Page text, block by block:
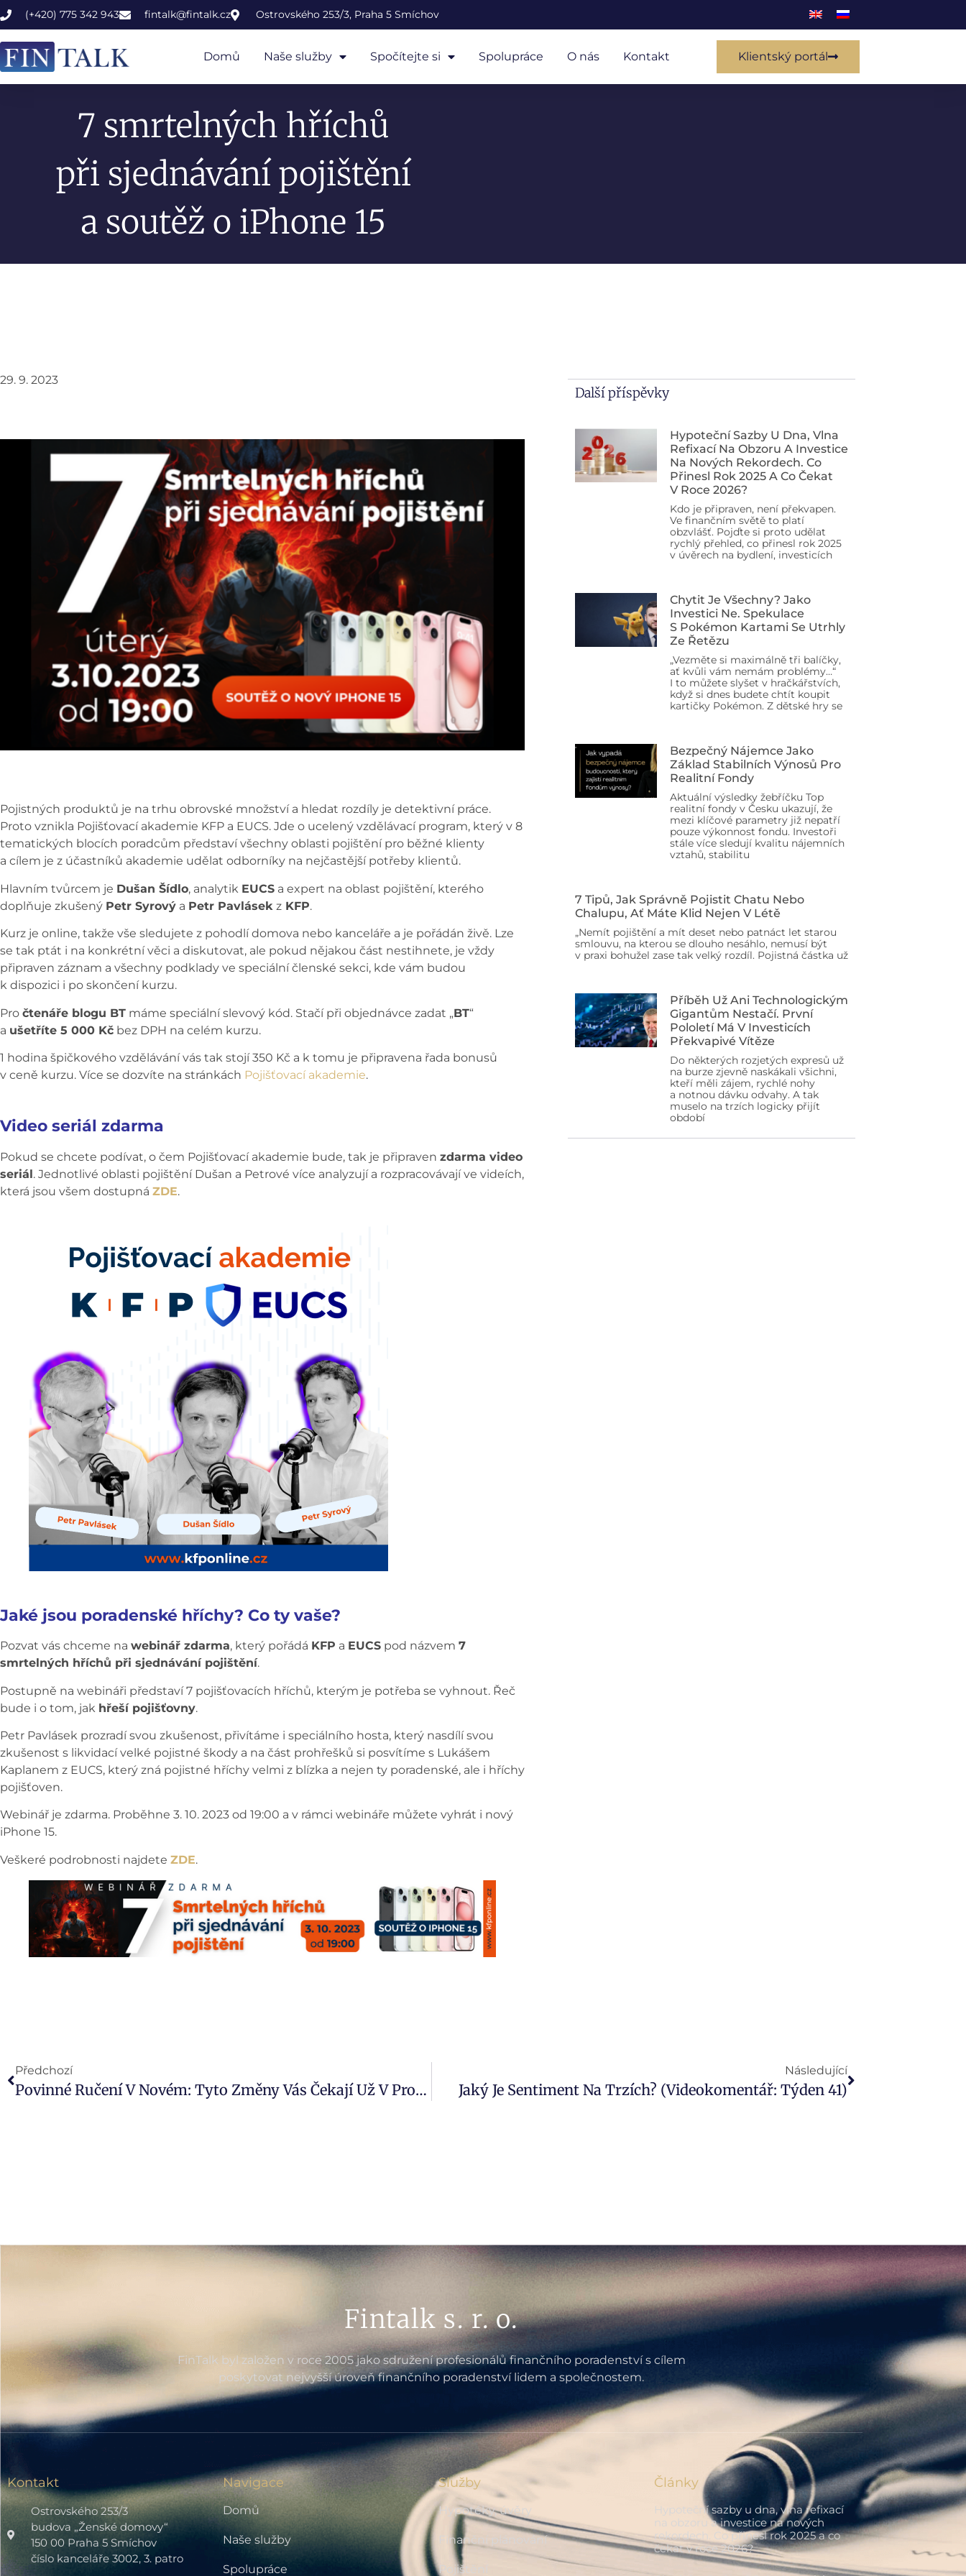
(+420) 775 342 943 fintalk@fintalk.cz Ostrovského 253/3, Praha 5 Smíchov
Domů Naše služby Spočítejte si Spolupráce O nás Kontakt Klientský portál
7 smrtelných hříchů
při sjednávání pojištění
a soutěž o iPhone 15
29. 9. 2023
Pojistných produktů je na trhu obrovské množství a hledat rozdíly je detektivní práce.
Proto vznikla Pojišťovací akademie KFP a EUCS. Jde o ucelený vzdělávací program, který v 8
tematických blocích poradcům představí všechny oblasti pojištění pro běžné klienty
a cílem je z účastníků akademie udělat odborníky na nejčastější potřeby klientů.
Hlavním tvůrcem je Dušan Šídlo, analytik EUCS a expert na oblast pojištění, kterého
doplňuje zkušený Petr Syrový a Petr Pavlásek z KFP.
Kurz je online, takže vše sledujete z pohodlí domova nebo kanceláře a je pořádán živě. Lze
se tak ptát i na konkrétní věci a diskutovat, ale pokud nějakou část nestihnete, je vždy
připraven záznam a všechny podklady ve speciální členské sekci, kde vám budou
k dispozici i po skončení kurzu.
Pro čtenáře blogu BT máme speciální slevový kód. Stačí při objednávce zadat „BT“
a ušetříte 5 000 Kč bez DPH na celém kurzu.
1 hodina špičkového vzdělávání vás tak stojí 350 Kč a k tomu je připravena řada bonusů
v ceně kurzu. Více se dozvíte na stránkách Pojišťovací akademie.
Video seriál zdarma
Pokud se chcete podívat, o čem Pojišťovací akademie bude, tak je připraven zdarma video
seriál. Jednotlivé oblasti pojištění Dušan a Petrové více analyzují a rozpracovávají ve videích,
která jsou všem dostupná ZDE.
Jaké jsou poradenské hříchy? Co ty vaše?
Pozvat vás chceme na webinář zdarma, který pořádá KFP a EUCS pod názvem 7
smrtelných hříchů při sjednávání pojištění.
Postupně na webináři představí 7 pojišťovacích hříchů, kterým je potřeba se vyhnout. Řeč
bude i o tom, jak hřeší pojišťovny.
Petr Pavlásek prozradí svou zkušenost, přivítáme i speciálního hosta, který nasdílí svou
zkušenost s likvidací velké pojistné škody a na část prohřešků si posvítíme s Lukášem
Kaplanem z EUCS, který zná pojistné hříchy velmi z blízka a nejen ty poradenské, ale i hříchy
pojišťoven.
Webinář je zdarma. Proběhne 3. 10. 2023 od 19:00 a v rámci webináře můžete vyhrát i nový
iPhone 15.
Veškeré podrobnosti najdete ZDE.
Další příspěvky
Hypoteční Sazby U Dna, Vlna
Refixací Na Obzoru A Investice
Na Nových Rekordech. Co
Přinesl Rok 2025 A Co Čekat
V Roce 2026?
Kdo je připraven, není překvapen.
Ve finančním světě to platí
obzvlášť. Pojďte si proto udělat
rychlý přehled, co přinesl rok 2025
v úvěrech na bydlení, investicích
Chytit Je Všechny? Jako
Investici Ne. Spekulace
S Pokémon Kartami Se Utrhly
Ze Řetězu
„Vezměte si maximálně tři balíčky,
ať kvůli vám nemám problémy…“
I to můžete slyšet v hračkářstvích,
když si dnes budete chtít koupit
kartičky Pokémon. Z dětské hry se
Bezpečný Nájemce Jako
Základ Stabilních Výnosů Pro
Realitní Fondy
Aktuální výsledky žebříčku Top
realitní fondy v Česku ukazují, že
mezi klíčové parametry již nepatří
pouze výkonnost fondu. Investoři
stále více sledují kvalitu nájemních
vztahů, stabilitu
7 Tipů, Jak Správně Pojistit Chatu Nebo
Chalupu, Ať Máte Klid Nejen V Létě
„Nemít pojištění a mít deset nebo patnáct let starou
smlouvu, na kterou se dlouho nesáhlo, nemusí být
v praxi bohužel zase tak velký rozdíl. Pojistná částka už
Příběh Už Ani Technologickým
Gigantům Nestačí. První
Pololetí Má V Investicích
Překvapivé Vítěze
Do některých rozjetých expresů už
na burze zjevně naskákali všichni,
kteří měli zájem, rychlé nohy
a notnou dávku odvahy. A tak
muselo na trzích logicky přijít
období
Předchozí
Povinné Ručení V Novém: Tyto Změny Vás Čekají Už V Prosinci
Následující
Jaký Je Sentiment Na Trzích? (Videokomentář: Týden 41)
Fintalk s. r. o.
FinTalk byl založen v roce 2005 jako sdružení profesionálů finančního poradenství s cílem
poskytovat nejvyšší úroveň finančního poradenství lidem a společnostem.
Kontakt
Ostrovského 253/3
budova „Ženské domovy“
150 00 Praha 5 Smíchov
číslo kanceláře 3002, 3. patro
Navigace
Domů
Naše služby
Spolupráce
Služby
Hypotéky, úvěry
Finanční plánování
Pojištění
Články
Hypoteční sazby u dna, vlna refixací
na obzoru a investice na nových
rekordech. Co přinesl rok 2025 a co
čekat v roce 2026?